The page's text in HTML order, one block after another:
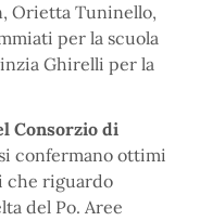
Orietta Tuninello,
per la scuola
Ghirelli per la
Consorzio di
confermano ottimi
che riguardo
del Po. Aree